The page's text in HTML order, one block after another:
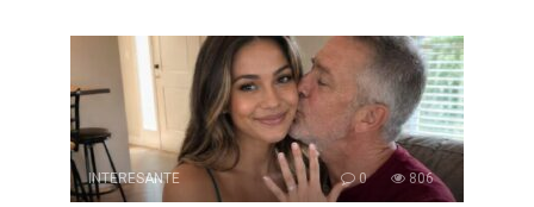
INTERESANTE 0 806